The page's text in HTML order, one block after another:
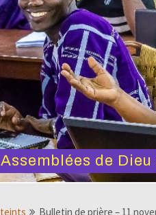
de Dieu
Bulletin de prière – 11